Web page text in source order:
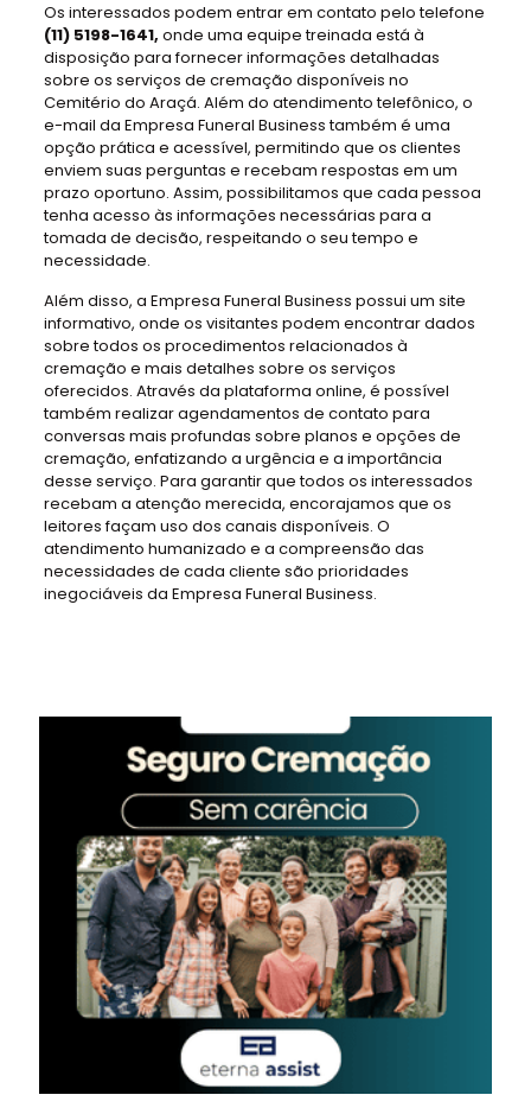
Os interessados podem entrar em contato pelo telefone
(11) 5198-1641, onde uma equipe treinada está à
disposição para fornecer informações detalhadas
sobre os serviços de cremação disponíveis no
Cemitério do Araçá. Além do atendimento telefônico, o
e-mail da Empresa Funeral Business também é uma
opção prática e acessível, permitindo que os clientes
enviem suas perguntas e recebam respostas em um
prazo oportuno. Assim, possibilitamos que cada pessoa
tenha acesso às informações necessárias para a
tomada de decisão, respeitando o seu tempo e
necessidade.
Além disso, a Empresa Funeral Business possui um site
informativo, onde os visitantes podem encontrar dados
sobre todos os procedimentos relacionados à
cremação e mais detalhes sobre os serviços
oferecidos. Através da plataforma online, é possível
também realizar agendamentos de contato para
conversas mais profundas sobre planos e opções de
cremação, enfatizando a urgência e a importância
desse serviço. Para garantir que todos os interessados
recebam a atenção merecida, encorajamos que os
leitores façam uso dos canais disponíveis. O
atendimento humanizado e a compreensão das
necessidades de cada cliente são prioridades
inegociáveis da Empresa Funeral Business.